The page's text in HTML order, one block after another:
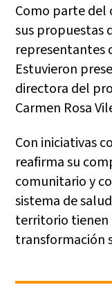
Como parte del
sus propuestas
representantes
Estuvieron
directora del
Carmen Rosa
Con iniciativas
reafirma su
comunitario y
sistema de
territorio tienen
transformación